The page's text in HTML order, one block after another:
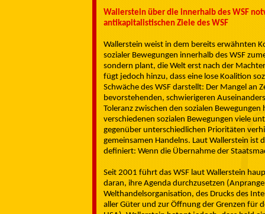
Wallerstein über die innerhalb des WSF
antikapitalistischen Ziele des WSF
Wallerstein weist in dem bereits erwähnten
sozialer Bewegungen innerhalb des WSF
sondern plant, die Welt erst nach der
fügt jedoch hinzu, dass eine lose Koalition
Schwäche des WSF darstellt: Der Mangel
bevorstehenden, schwierigeren
Toleranz zwischen den sozialen
verschiedenen sozialen Bewegungen viele
gegenüber unterschiedlichen Prioritäten
gemeinsamen Handelns. Laut Wallerstein ist
definiert: Wenn die Übernahme der
Seit 2001 führt das WSF laut Wallerstein
daran, ihre Agenda durchzusetzen
Welthandelsorganisation, des Drucks des
aller Güter und zur Öffnung der Grenzen für